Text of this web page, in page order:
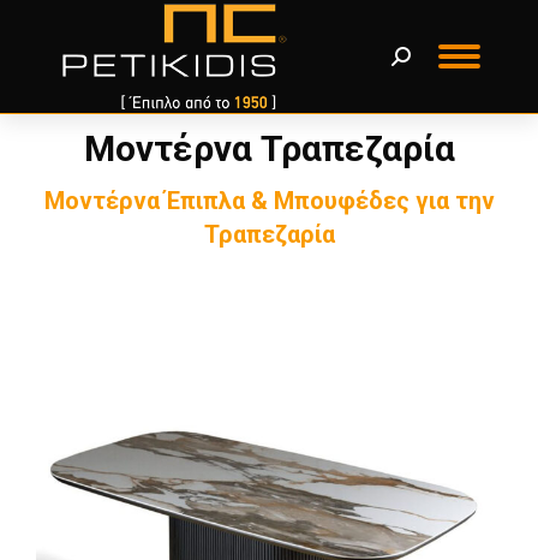
Μοντέρνα Τραπεζαρία
Μοντέρνα Έπιπλα & Μπουφέδες για την
Τραπεζαρία
You are here: